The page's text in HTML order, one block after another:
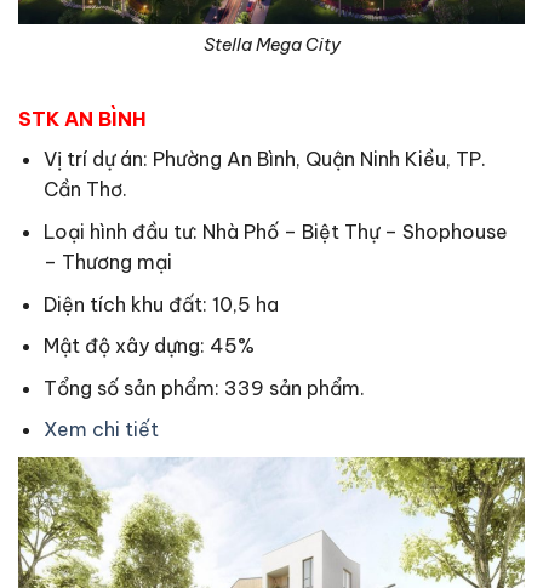
Stella Mega City
STK AN BÌNH
Vị trí dự án: Phường An Bình, Quận Ninh Kiều, TP.
Cần Thơ.
Loại hình đầu tư: Nhà Phố – Biệt Thự – Shophouse
– Thương mại
Diện tích khu đất: 10,5 ha
Mật độ xây dựng: 45%
Tổng số sản phẩm: 339 sản phẩm.
Xem chi tiết